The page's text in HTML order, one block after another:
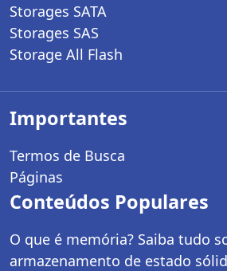
Storages SATA
Storages SAS
Storage All Flash
Importantes
Termos de Busca
Páginas
Conteúdos Populares
O que é memória? Saiba tudo
armazenamento de estado